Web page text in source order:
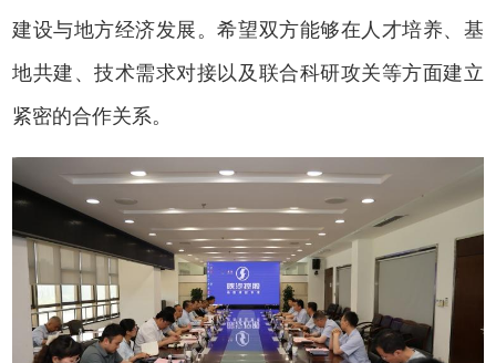
建设与地方经济发展。希望双方能够在人才培养、基
地共建、技术需求对接以及联合科研攻关等方面建立
紧密的合作关系。